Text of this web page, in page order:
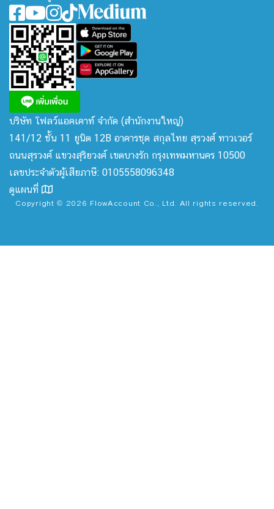
บริษัท โฟลว์แอคเคาท์ จำกัด (สำนักงานใหญ่)
141/12 ชั้น 11 ยูนิต 12B อาคารชุด สกุลไทย สุรวงศ์ ทาวเวอร์
ถนนสุรวงศ์ แขวงสุริยวงศ์ เขตบางรัก กรุงเทพมหานคร 10500
เลขประจำตัวผู้เสียภาษี: 0105558096348
ดูแผนที่
Copyright © 2026 FlowAccount Co., Ltd. All rights reserved.